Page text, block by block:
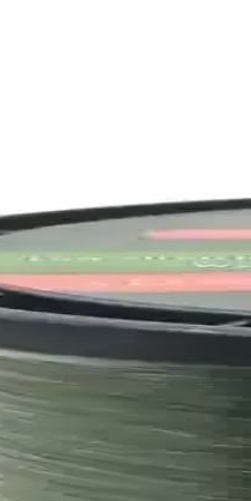
ve çeşitli yemlerle
Junior Olta Seti ile
ile balık tutmayı öğrenin.
Dayanıklı ve
Sasa Balıkçı Pensesi
Mercan Pe Örgü ve
X4 misinalarını özellikleri,